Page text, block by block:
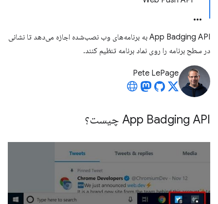
App Badging API به برنامه‌های وب نصب‌شده اجازه می‌دهد تا نشانی
در سطح برنامه را روی نماد برنامه تنظیم کنند.
Pete LePage
App Badging API چیست؟